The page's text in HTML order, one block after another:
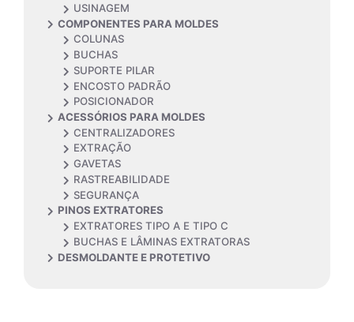
USINAGEM
COMPONENTES PARA MOLDES
COLUNAS
BUCHAS
SUPORTE PILAR
ENCOSTO PADRÃO
POSICIONADOR
ACESSÓRIOS PARA MOLDES
CENTRALIZADORES
EXTRAÇÃO
GAVETAS
RASTREABILIDADE
SEGURANÇA
PINOS EXTRATORES
EXTRATORES TIPO A E TIPO C
BUCHAS E LÂMINAS EXTRATORAS
DESMOLDANTE E PROTETIVO